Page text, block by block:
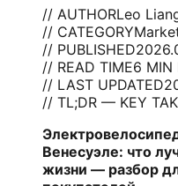
// AUTHORLeo
// CATEGORY
// PUBLISHED
// READ TIME6 MIN
// LAST UPDATED
// TL;DR — KEY
Венесуэле: что
жизни — разбор